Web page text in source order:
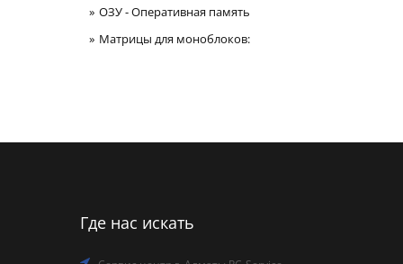
ОЗУ - Оперативная память
Матрицы для моноблоков:
Где нас искать